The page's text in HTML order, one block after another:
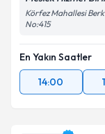
Körfez Mahallesi Berk
No:415
En Yakın Saatler
14:00